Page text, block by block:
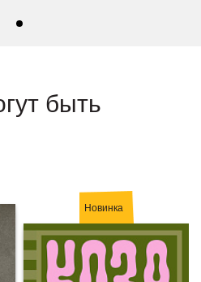
быть
Новинка